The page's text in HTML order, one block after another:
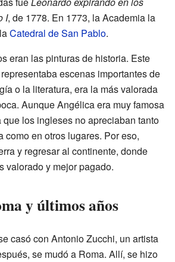
I, de 1778. En 1773, la Academia la
Catedral de San Pablo.
eran las pinturas de historia. Este
escenas importantes de
o la literatura, era la más valorada
Aunque Angélica era muy famosa
que los ingleses no apreciaban tanto
como en otros lugares. Por eso,
y regresar al continente, donde
valorado y mejor pagado.
y últimos años
casó con Antonio Zucchi, un artista
se mudó a Roma. Allí, se hizo